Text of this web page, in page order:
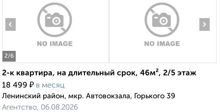
2/6
‹ ›
2-к квартира, на длительный срок, 46м², 2/5 этаж
18 499 ₽ в месяц
Ленинский район, мкр. Автовокзала, Горького 39
Агентство, 06.08.2026